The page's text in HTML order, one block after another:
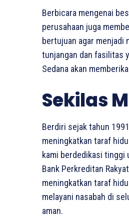
Berbicara mengenai
perusahaan juga
bertujuan agar menjadi
tunjangan dan fasilitas
Sedana akan
Sekilas
Berdiri sejak tahun
meningkatkan taraf
kami berdedikasi tinggi
Bank Perkreditan
meningkatkan taraf
melayani nasabah di
aman.